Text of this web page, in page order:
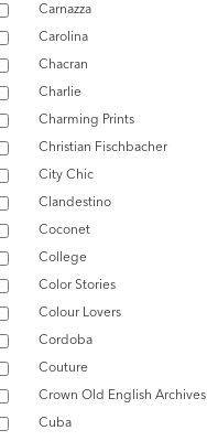
Carnazza
Carolina
Chacran
Charlie
Charming Prints
Christian Fischbacher
City Chic
Clandestino
Coconet
College
Color Stories
Colour Lovers
Cordoba
Couture
Crown Old English Archives
Cuba